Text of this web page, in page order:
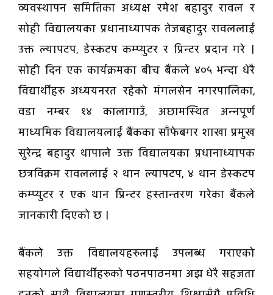
व्यवस्थापन समितिका अध्यक्ष रमेश बहादुर रावल र
सोही विद्यालयका प्रधानाध्यापक तेजबहादुर रावललाई
उक्त ल्यापटप, डेस्कटप कम्प्युटर र प्रिन्टर प्रदान गरे ।
सोही दिन एक कार्यक्रमका बीच बैंकले ४०५ भन्दा धेरै
विद्यार्थीहरु अध्ययनरत रहेको मंगलसेन नगरपालिका,
वडा नम्बर १४ कालागाउँ, अछामस्थित अन्नपूर्ण
माध्यमिक विद्यालयलाई बैंकका साँफेबगर शाखा प्रमुख
सुरेन्द्र बहादुर थापाले उक्त विद्यालयका प्रधानाध्यापक
छत्रविक्रम रावललाई २ थान ल्यापटप, ४ थान डेस्कटप
कम्प्युटर र एक थान प्रिन्टर हस्तान्तरण गरेका बैंकले
जानकारी दिएको छ ।
बैंकले उक्त विद्यालयहरुलाई उपलब्ध गराएको
सहयोगले विद्यार्थीहरुको पठनपाठनमा अझ धेरै सहजता